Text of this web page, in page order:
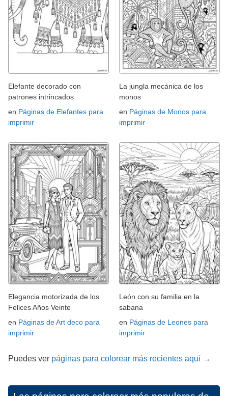
Elefante decorado con
patrones intrincados
en Páginas de Elefantes para
imprimir
La jungla mecánica de los
monos
en Páginas de Monos para
imprimir
Elegancia motorizada de los
Felices Años Veinte
en Páginas de Art deco para
imprimir
León con su familia en la
sabana
en Páginas de Leones para
imprimir
Puedes ver páginas para colorear más recientes aquí →